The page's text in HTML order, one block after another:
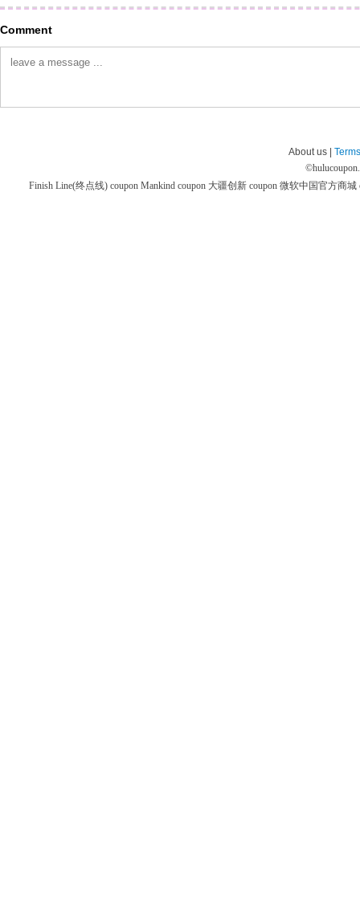
Comment
About us |
©
Finish Line(终点线) coupon Mankind coupon 大疆创新 coupon 微软中国官方商城